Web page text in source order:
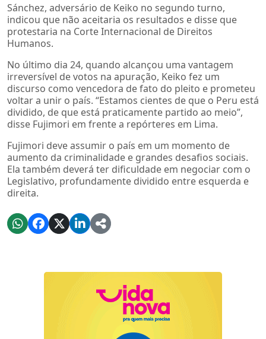
Sánchez, adversário de Keiko no segundo turno,
indicou que não aceitaria os resultados e disse que
protestaria na Corte Internacional de Direitos
Humanos.
No último dia 24, quando alcançou uma vantagem
irreversível de votos na apuração, Keiko fez um
discurso como vencedora de fato do pleito e prometeu
voltar a unir o país. “Estamos cientes de que o Peru está
dividido, de que está praticamente partido ao meio”,
disse Fujimori em frente a repórteres em Lima.
Fujimori deve assumir o país em um momento de
aumento da criminalidade e grandes desafios sociais.
Ela também deverá ter dificuldade em negociar com o
Legislativo, profundamente dividido entre esquerda e
direita.